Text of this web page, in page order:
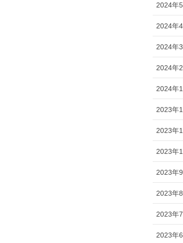
2024年
2024年
2024年
2024年
2024年
2023年
2023年
2023年
2023年
2023年
2023年
2023年